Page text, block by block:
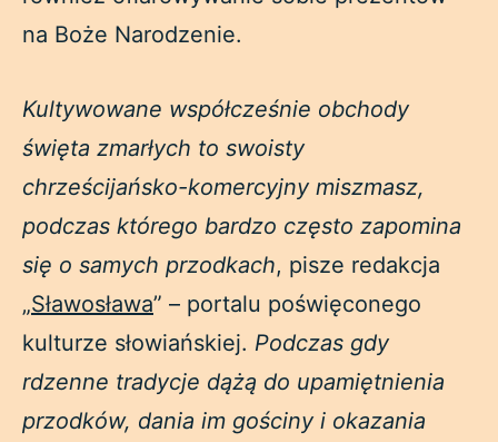
na Boże Narodzenie.
Kultywowane współcześnie obchody
święta zmarłych to swoisty
chrześcijańsko-komercyjny miszmasz,
podczas którego bardzo często zapomina
się o samych przodkach, pisze redakcja
„Sławosława” – portalu poświęconego
kulturze słowiańskiej. Podczas gdy
rdzenne tradycje dążą do upamiętnienia
przodków, dania im gościny i okazania